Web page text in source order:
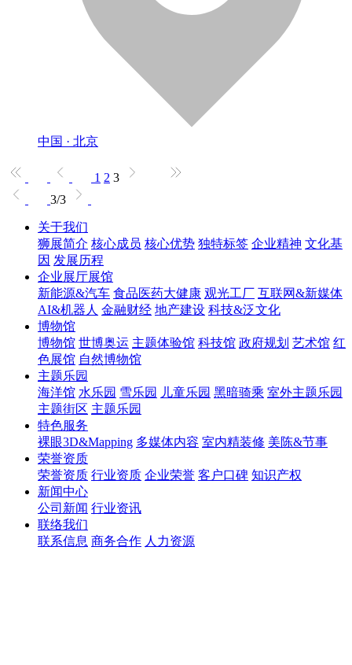
中国 · 北京
1 2 3
3/3
关于我们
狮展简介 核心成员 核心优势 独特标签 企业精神 文化基
因 发展历程
企业展厅展馆
新能源&汽车 食品医药大健康 观光工厂 互联网&新媒体
AI&机器人 金融财经 地产建设 科技&泛文化
博物馆
博物馆 世博奥运 主题体验馆 科技馆 政府规划 艺术馆 红
色展馆 自然博物馆
主题乐园
海洋馆 水乐园 雪乐园 儿童乐园 黑暗骑乘 室外主题乐园
主题街区 主题乐园
特色服务
裸眼3D&Mapping 多媒体内容 室内精装修 美陈&节事
荣誉资质
荣誉资质 行业资质 企业荣誉 客户口碑 知识产权
新闻中心
公司新闻 行业资讯
联络我们
联系信息 商务合作 人力资源